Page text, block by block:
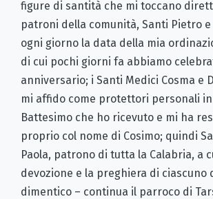
figure di santità che mi toccano
patroni della comunità, Santi Pietro
ogni giorno la data della mia
di cui pochi giorni fa abbiamo
anniversario; i Santi Medici Cosma e
mi affido come protettori personali
Battesimo che ho ricevuto e mi ha
proprio col nome di Cosimo; quindi
Paola, patrono di tutta la Calabria, a
devozione e la preghiera di ciascuno
dimentico – continua il parroco di